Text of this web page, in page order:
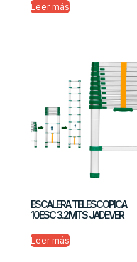
Leer más
ESCALERA TELESCOPICA
10ESC 3.2MTS JADEVER
Leer más